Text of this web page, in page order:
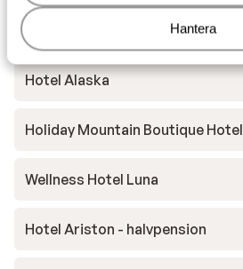
Hantera
Hotel Alaska
Holiday Mountain Boutique Hotel
Wellness Hotel Luna
Hotel Ariston - halvpension